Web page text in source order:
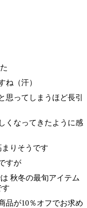
ね（汗）
思ってしまうほど長引
くなってきたように感
りそうです
すが
秋冬の最旬アイテム
す
品が10％オフでお求め